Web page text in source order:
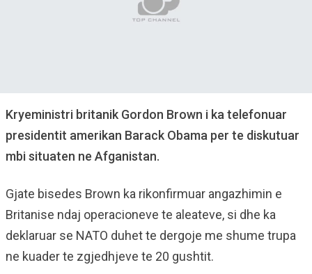
Kryeministri britanik Gordon Brown i ka telefonuar
presidentit amerikan Barack Obama per te diskutuar
mbi situaten ne Afganistan.
Gjate bisedes Brown ka rikonfirmuar angazhimin e
Britanise ndaj operacioneve te aleateve, si dhe ka
deklaruar se NATO duhet te dergoje me shume trupa
ne kuader te zgjedhjeve te 20 gushtit.